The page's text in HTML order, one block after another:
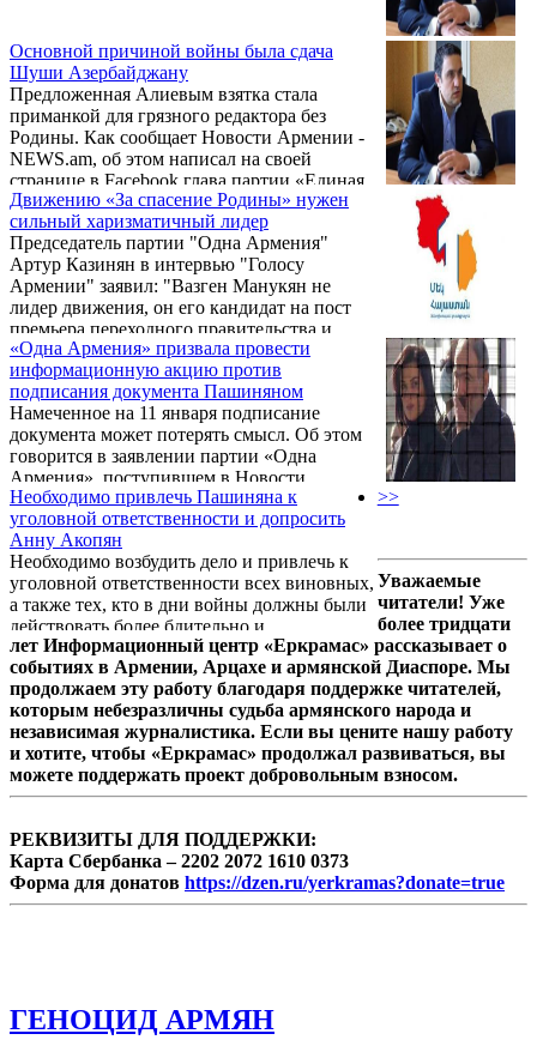
Основной причиной войны была сдача
Шуши Азербайджану
Предложенная Алиевым взятка стала
приманкой для грязного редактора без
Родины. Как сообщает Новости Армении -
NEWS.am, об этом написал на своей
странице в Facebook глава партии «Единая
Армения» Артур Казинян. Он, в частности,
отметил:
Движению «За спасение Родины» нужен
сильный харизматичный лидер
Председатель партии "Одна Армения"
Артур Казинян в интервью "Голосу
Армении" заявил: "Вазген Манукян не
лидер движения, он его кандидат на пост
премьера переходного правительства и
выступает в этом качестве. На мой взгляд
движение нуждается в лидере. Либо
Манукян станет таким лидером и возьмет в
свои руки управление движением, либо 17
партий будут вынуждены заняться поиском
такого лидера".
«Одна Армения» призвала провести
информационную акцию против
подписания документа Пашиняном
Намеченное на 11 января подписание
документа может потерять смысл. Об этом
говорится в заявлении партии «Одна
Армения», поступившем в Новости
Армении – NEWS.am
Необходимо привлечь Пашиняна к
уголовной ответственности и допросить
Анну Акопян
Необходимо возбудить дело и привлечь к
уголовной ответственности всех виновных,
а также тех, кто в дни войны должны были
действовать более бдительно и
дисциплинированно, чего так и не было
сделано. Как сообщает Новости Армении -
NEWS.am, об этом в ходе конференции на
тему «Национальная катастрофа и
возрождение. Правовая составляющая»
заявила 7 января адвокат Армине Фанян.
>>
Уважаемые
читатели! Уже
более тридцати
лет Информационный центр «Еркрамас» рассказывает о
событиях в Армении, Арцахе и армянской Диаспоре. Мы
продолжаем эту работу благодаря поддержке читателей,
которым небезразличны судьба армянского народа и
независимая журналистика. Если вы цените нашу работу
и хотите, чтобы «Еркрамас» продолжал развиваться, вы
можете поддержать проект добровольным взносом.
РЕКВИЗИТЫ ДЛЯ ПОДДЕРЖКИ:
Карта Сбербанка – 2202 2072 1610 0373
Форма для донатов https://dzen.ru/yerkramas?donate=true
ГЕНОЦИД АРМЯН